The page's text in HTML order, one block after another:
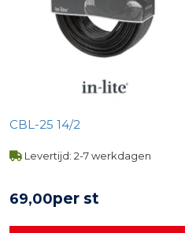
CBL-25 14/2
Levertijd: 2-7 werkdagen
69,00per st